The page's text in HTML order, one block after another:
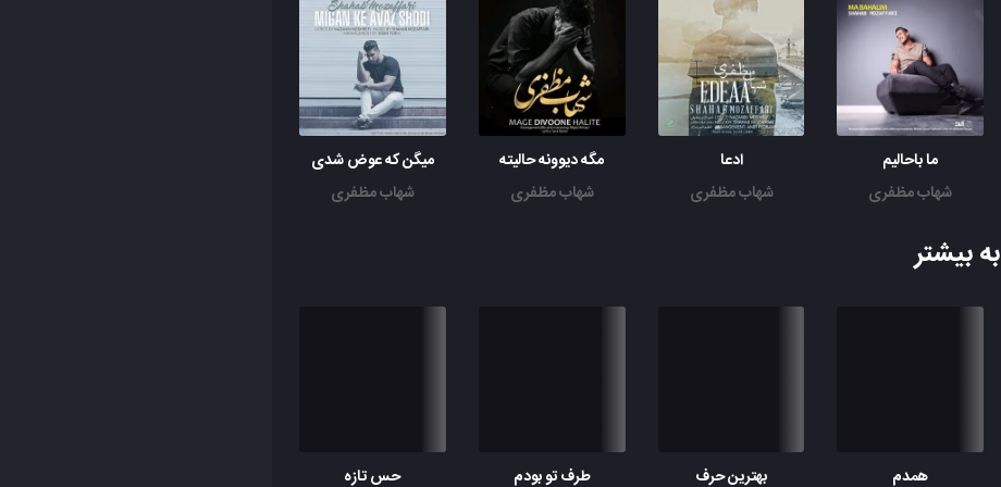
خستم از تکرار دردام
ما باحالیم
شهاب مظفری
ادعا
شهاب مظفری
مگه دیوونه حالیته
شهاب مظفری
میگن که عوض شدی
شهاب مظفری
بیشتر
همدم بهترین حرف طرف تو بودم حس تازه